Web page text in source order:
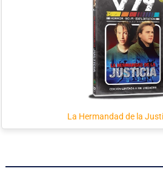
La Hermandad de la